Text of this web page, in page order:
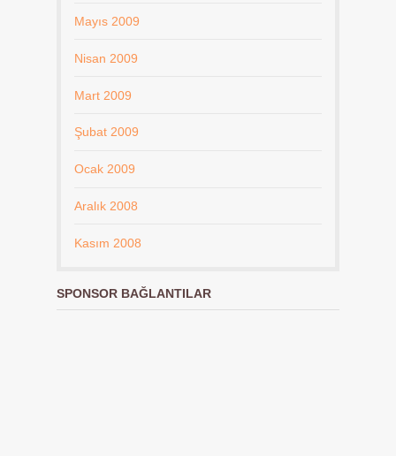
Mayıs 2009
Nisan 2009
Mart 2009
Şubat 2009
Ocak 2009
Aralık 2008
Kasım 2008
SPONSOR BAĞLANTILAR